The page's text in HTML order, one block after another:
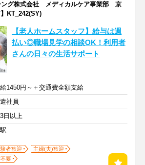
ング株式会社 メディカルケア事業部 京
KT_242(SY)
【老人ホームスタッフ】給与は週
払い◎職場見学の相談OK！利用者
さんの日々の生活サポート
1450円～＋交通費全額支給
社員
日以上
者歓迎
主婦(夫)歓迎
要